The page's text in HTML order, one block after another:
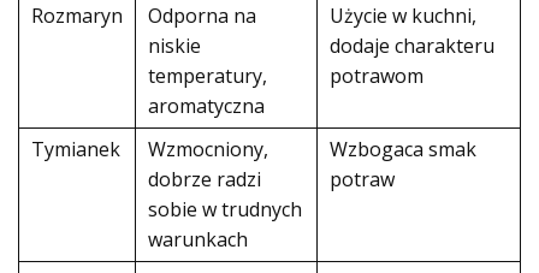
Rozmaryn
Odporna na
niskie
temperatury,
aromatyczna
Użycie w kuchni,
dodaje charakteru
potrawom
Tymianek
Wzmocniony,
dobrze radzi
sobie w trudnych
warunkach
Wzbogaca smak
potraw